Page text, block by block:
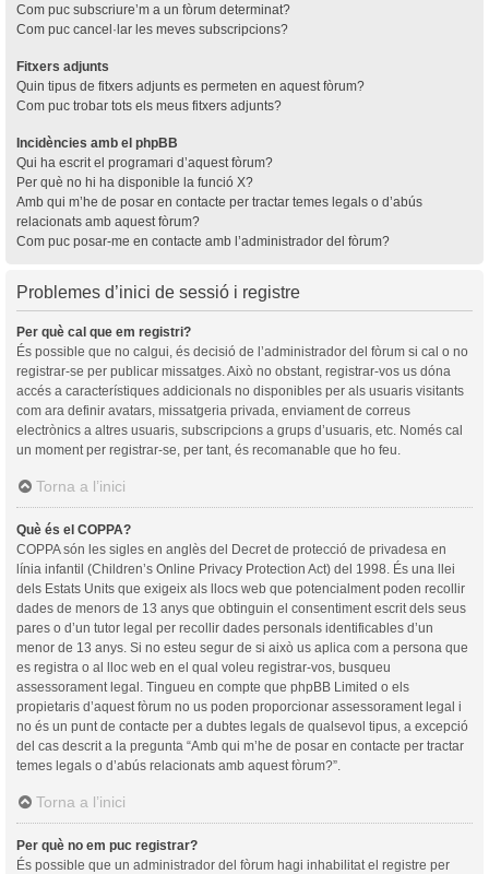
Com puc subscriure’m a un fòrum determinat?
Com puc cancel·lar les meves subscripcions?
Fitxers adjunts
Quin tipus de fitxers adjunts es permeten en aquest fòrum?
Com puc trobar tots els meus fitxers adjunts?
Incidències amb el phpBB
Qui ha escrit el programari d’aquest fòrum?
Per què no hi ha disponible la funció X?
Amb qui m’he de posar en contacte per tractar temes legals o d’abús
relacionats amb aquest fòrum?
Com puc posar-me en contacte amb l’administrador del fòrum?
Problemes d’inici de sessió i registre
Per què cal que em registri?
És possible que no calgui, és decisió de l’administrador del fòrum si cal o no
registrar-se per publicar missatges. Això no obstant, registrar-vos us dóna
accés a característiques addicionals no disponibles per als usuaris visitants
com ara definir avatars, missatgeria privada, enviament de correus
electrònics a altres usuaris, subscripcions a grups d’usuaris, etc. Només cal
un moment per registrar-se, per tant, és recomanable que ho feu.
Torna a l’inici
Què és el COPPA?
COPPA són les sigles en anglès del Decret de protecció de privadesa en
línia infantil (Children’s Online Privacy Protection Act) del 1998. És una llei
dels Estats Units que exigeix als llocs web que potencialment poden recollir
dades de menors de 13 anys que obtinguin el consentiment escrit dels seus
pares o d’un tutor legal per recollir dades personals identificables d’un
menor de 13 anys. Si no esteu segur de si això us aplica com a persona que
es registra o al lloc web en el qual voleu registrar-vos, busqueu
assessorament legal. Tingueu en compte que phpBB Limited o els
propietaris d’aquest fòrum no us poden proporcionar assessorament legal i
no és un punt de contacte per a dubtes legals de qualsevol tipus, a excepció
del cas descrit a la pregunta “Amb qui m’he de posar en contacte per tractar
temes legals o d’abús relacionats amb aquest fòrum?”.
Torna a l’inici
Per què no em puc registrar?
És possible que un administrador del fòrum hagi inhabilitat el registre per